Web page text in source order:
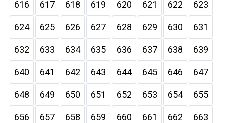
616 617 618 619 620 621 622 623
624 625 626 627 628 629 630 631
632 633 634 635 636 637 638 639
640 641 642 643 644 645 646 647
648 649 650 651 652 653 654 655
656 657 658 659 660 661 662 663